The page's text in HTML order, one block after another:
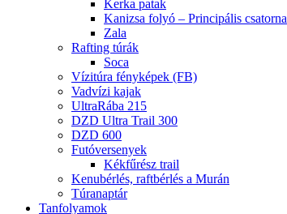
Kerka patak
Kanizsa folyó – Principális csatorna
Zala
Rafting túrák
Soca
Vízitúra fényképek (FB)
Vadvízi kajak
UltraRába 215
DZD Ultra Trail 300
DZD 600
Futóversenyek
Kékfűrész trail
Kenubérlés, raftbérlés a Murán
Túranaptár
Tanfolyamok